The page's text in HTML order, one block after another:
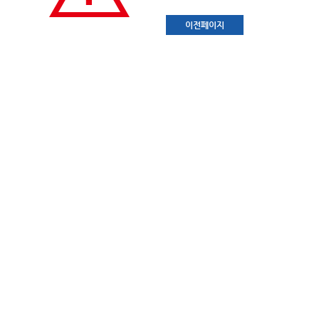
이전페이지